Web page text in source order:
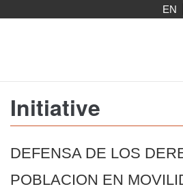
EN
Initiative
DEFENSA DE LOS
POBLACION EN